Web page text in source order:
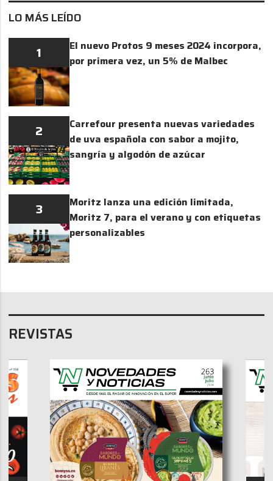
LO MÁS LEÍDO
1
El nuevo Protos 9 meses 2024 incorpora,
por primera vez, un 5% de Malbec
2
Carrefour presenta nuevas variedades
de uva española con sabor a mojito,
sangría y algodón de azúcar
3
Moritz lanza una edición limitada,
Moritz 7, para el verano y con etiquetas
personalizables
REVISTAS